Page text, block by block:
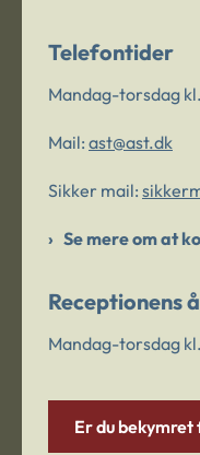
Telefontider
Mandag-torsdag
Mail: ast@ast.dk
Sikker mail:
Se mere om at
Receptionens
Mandag-torsdag
Er du